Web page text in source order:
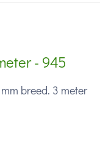
- 945
breed. 3 meter